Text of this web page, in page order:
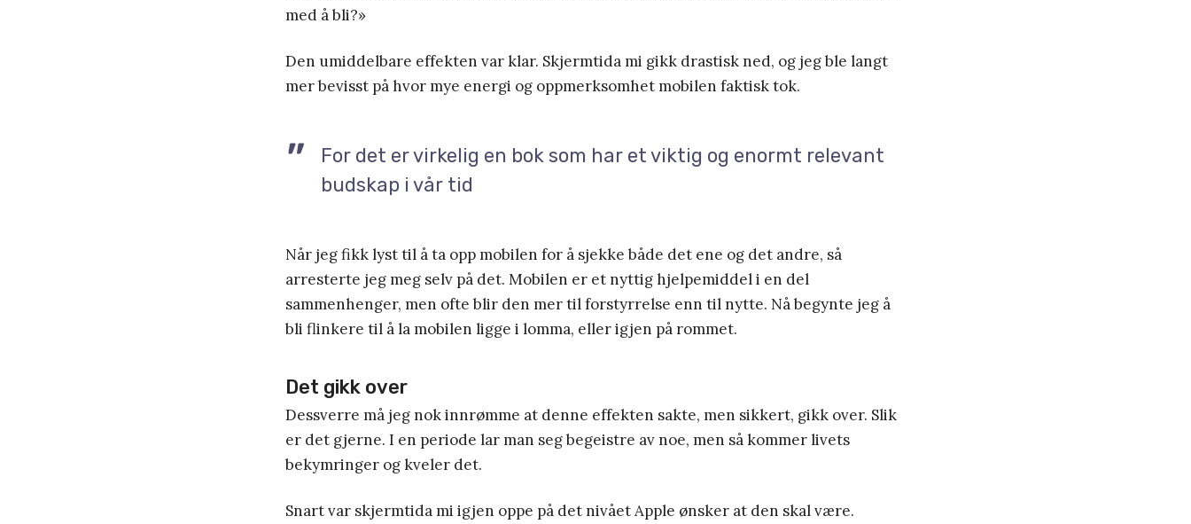
med å bli?»
Den umiddelbare effekten var klar. Skjermtida mi gikk drastisk ned, og jeg ble langt
mer bevisst på hvor mye energi og oppmerksomhet mobilen faktisk tok.
For det er virkelig en bok som har et viktig og enormt relevant
budskap i vår tid
Når jeg fikk lyst til å ta opp mobilen for å sjekke både det ene og det andre, så
arresterte jeg meg selv på det. Mobilen er et nyttig hjelpemiddel i en del
sammenhenger, men ofte blir den mer til forstyrrelse enn til nytte. Nå begynte jeg å
bli flinkere til å la mobilen ligge i lomma, eller igjen på rommet.
Det gikk over
Dessverre må jeg nok innrømme at denne effekten sakte, men sikkert, gikk over. Slik
er det gjerne. I en periode lar man seg begeistre av noe, men så kommer livets
bekymringer og kveler det.
Snart var skjermtida mi igjen oppe på det nivået Apple ønsker at den skal være.